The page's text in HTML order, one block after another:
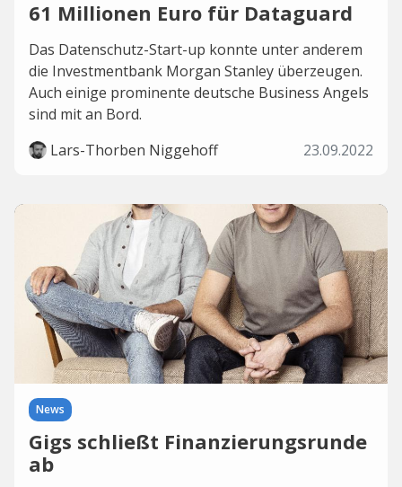
61 Millionen Euro für Dataguard
Das Datenschutz-Start-up konnte unter anderem
die Investmentbank Morgan Stanley überzeugen.
Auch einige prominente deutsche Business Angels
sind mit an Bord.
Lars-Thorben Niggehoff
23.09.2022
News
Gigs schließt Finanzierungsrunde
ab